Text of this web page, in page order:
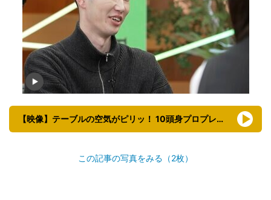
【映像】テーブルの空気がピリッ！ 10頭身プロプレーヤーの“一喝”
この記事の写真をみる（2枚）